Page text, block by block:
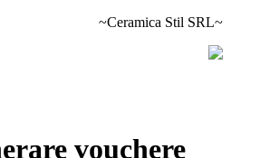
~Ceramica Stil SRL~
vouchere